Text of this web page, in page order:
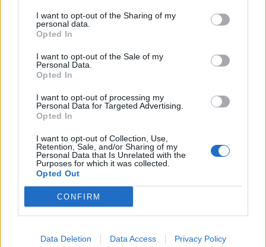
I want to opt-out of the Sharing of my
personal data.
Opted In
I want to opt-out of the Sale of my
Personal Data.
Opted In
I want to opt-out of processing my
Personal Data for Targeted Advertising.
Opted In
I want to opt-out of Collection, Use,
Retention, Sale, and/or Sharing of my
Personal Data that Is Unrelated with the
Purposes for which it was collected.
Opted Out
CONFIRM
Data Deletion Data Access Privacy Policy
δικαιούνται,